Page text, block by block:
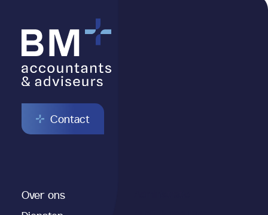
Contact
Over ons